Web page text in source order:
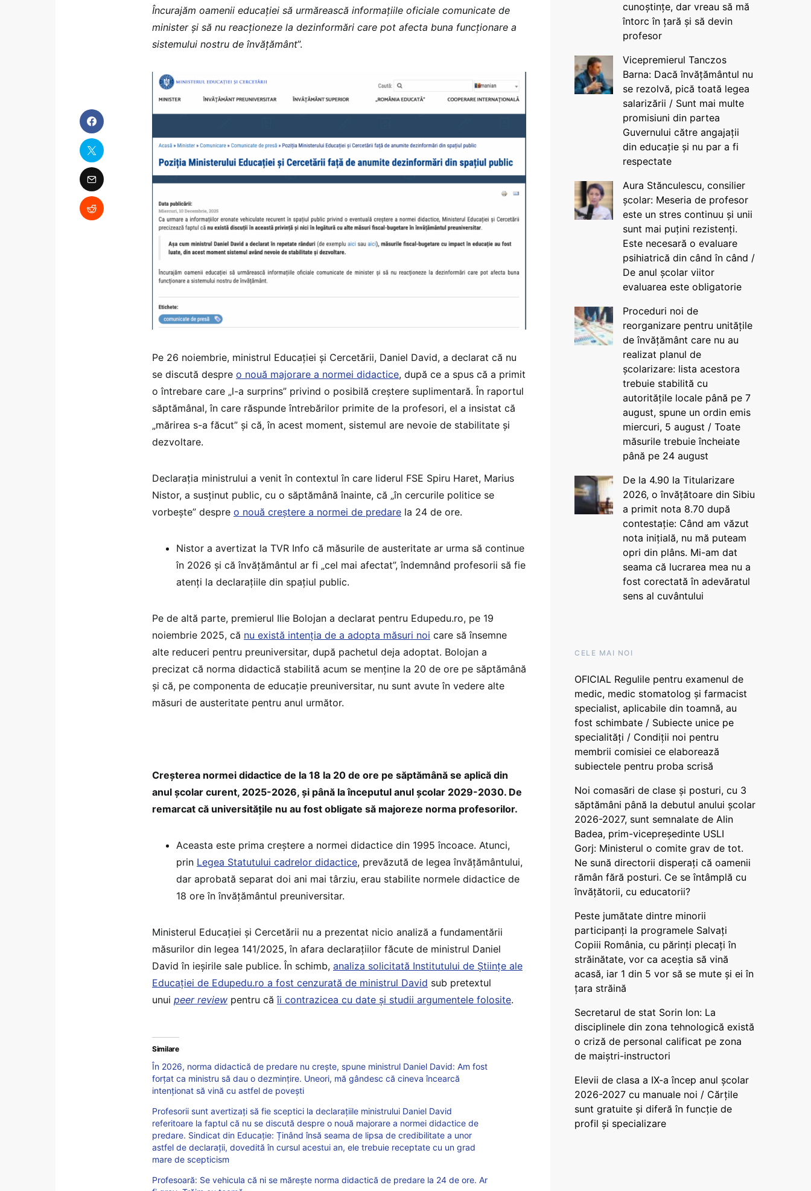
Încurajăm oamenii educației să urmărească informațiile oficiale comunicate de
minister și să nu reacționeze la dezinformări care pot afecta buna funcționare a
sistemului nostru de învățământ”.
Pe 26 noiembrie, ministrul Educației și Cercetării, Daniel David, a declarat că nu
se discută despre o nouă majorare a normei didactice, după ce a spus că a primit
o întrebare care „l-a surprins” privind o posibilă creștere suplimentară. În raportul
săptămânal, în care răspunde întrebărilor primite de la profesori, el a insistat că
„mărirea s-a făcut” și că, în acest moment, sistemul are nevoie de stabilitate și
dezvoltare.
Declarația ministrului a venit în contextul în care liderul FSE Spiru Haret, Marius
Nistor, a susținut public, cu o săptămână înainte, că „în cercurile politice se
vorbește” despre o nouă creștere a normei de predare la 24 de ore.
Nistor a avertizat la TVR Info că măsurile de austeritate ar urma să continue
în 2026 și că învățământul ar fi „cel mai afectat”, îndemnând profesorii să fie
atenți la declarațiile din spațiul public.
Pe de altă parte, premierul Ilie Bolojan a declarat pentru Edupedu.ro, pe 19
noiembrie 2025, că nu există intenția de a adopta măsuri noi care să însemne
alte reduceri pentru preuniversitar, după pachetul deja adoptat. Bolojan a
precizat că norma didactică stabilită acum se menține la 20 de ore pe săptămână
și că, pe componenta de educație preuniversitar, nu sunt avute în vedere alte
măsuri de austeritate pentru anul următor.
Creșterea normei didactice de la 18 la 20 de ore pe săptămână se aplică din
anul școlar curent, 2025-2026, și până la începutul anul școlar 2029-2030. De
remarcat că universitățile nu au fost obligate să majoreze norma profesorilor.
Aceasta este prima creștere a normei didactice din 1995 încoace. Atunci,
prin Legea Statutului cadrelor didactice, prevăzută de legea învățământului,
dar aprobată separat doi ani mai târziu, erau stabilite normele didactice de
18 ore în învățământul preuniversitar.
Ministerul Educației și Cercetării nu a prezentat nicio analiză a fundamentării
măsurilor din legea 141/2025, în afara declarațiilor făcute de ministrul Daniel
David în ieșirile sale publice. În schimb, analiza solicitată Institutului de Științe ale
Educației de Edupedu.ro a fost cenzurată de ministrul David sub pretextul
unui peer review pentru căîi contrazicea cu date și studii argumentele folosite.
Similare
În 2026, norma didactică de predare nu crește, spune ministrul Daniel David: Am fost
forțat ca ministru să dau o dezmințire. Uneori, mă gândesc că cineva încearcă
intenționat să vină cu astfel de povești
Profesorii sunt avertizați să fie sceptici la declarațiile ministrului Daniel David
referitoare la faptul că nu se discută despre o nouă majorare a normei didactice de
predare. Sindicat din Educație: Ținând însă seama de lipsa de credibilitate a unor
astfel de declarații, dovedită în cursul acestui an, ele trebuie receptate cu un grad
mare de scepticism
Profesoară: Se vehicula că ni se mărește norma didactică de predare la 24 de ore. Ar
cunoștințe, dar vreau să mă
întorc în țară și să devin
profesor
Vicepremierul Tanczos
Barna: Dacă învățământul nu
se rezolvă, pică toată legea
salarizării / Sunt mai multe
promisiuni din partea
Guvernului către angajații
din educație și nu par a fi
respectate
Aura Stănculescu, consilier
școlar: Meseria de profesor
este un stres continuu și unii
sunt mai puțini rezistenți.
Este necesară o evaluare
psihiatrică din când în când /
De anul școlar viitor
evaluarea este obligatorie
Proceduri noi de
reorganizare pentru unitățile
de învățământ care nu au
realizat planul de
școlarizare: lista acestora
trebuie stabilită cu
autoritățile locale până pe 7
august, spune un ordin emis
miercuri, 5 august / Toate
măsurile trebuie încheiate
până pe 24 august
De la 4.90 la Titularizare
2026, o învățătoare din Sibiu
a primit nota 8.70 după
contestație: Când am văzut
nota inițială, nu mă puteam
opri din plâns. Mi-am dat
seama că lucrarea mea nu a
fost corectată în adevăratul
sens al cuvântului
CELE MAI NOI
OFICIAL Regulile pentru examenul de
medic, medic stomatolog și farmacist
specialist, aplicabile din toamnă, au
fost schimbate / Subiecte unice pe
specialități / Condiții noi pentru
membrii comisiei ce elaborează
subiectele pentru proba scrisă
Noi comasări de clase și posturi, cu 3
săptămâni până la debutul anului școlar
2026-2027, sunt semnalate de Alin
Badea, prim-vicepreședinte USLI
Gorj: Ministerul o comite grav de tot.
Ne sună directorii disperați că oamenii
rămân fără posturi. Ce se întâmplă cu
învățătorii, cu educatorii?
Peste jumătate dintre minorii
participanți la programele Salvați
Copiii România, cu părinți plecați în
străinătate, vor ca aceștia să vină
acasă, iar 1 din 5 vor să se mute și ei în
țara străină
Secretarul de stat Sorin Ion: La
disciplinele din zona tehnologică există
o criză de personal calificat pe zona
de maiștri-instructori
Elevii de clasa a IX-a încep anul școlar
2026-2027 cu manuale noi / Cărțile
sunt gratuite și diferă în funcție de
profil și specializare